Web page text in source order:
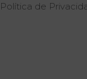
Política de